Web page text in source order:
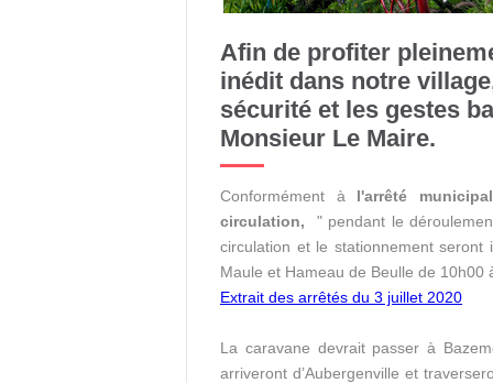
Afin de profiter
inédit dans notre
sécurité et les gestes
Monsieur Le Maire.
Conformément à l'arrêté
circulation,
" pendant le
circulation et le stationnement
Maule et Hameau de Beulle de 10h00
Extrait des arrêtés du 3 juillet 2020
La caravane devrait passer à
arriveront d’Aubergenville et